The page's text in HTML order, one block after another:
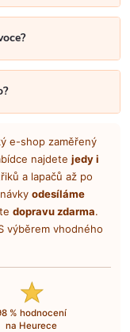
e-shop zaměřený
najdete jedy i
a lapačů až po
odesíláme
dopravu zdarma.
výběrem vhodného
% hodnocení
na Heurece